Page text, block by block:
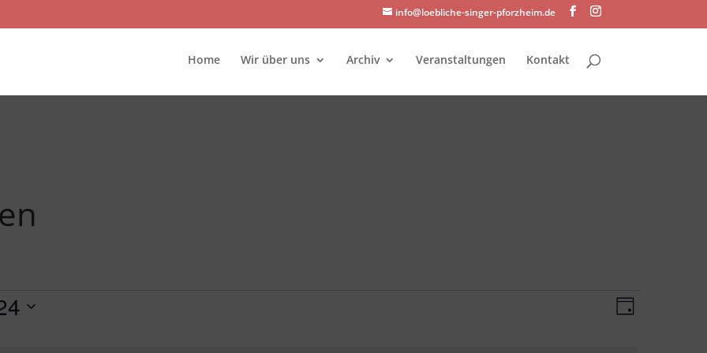
info@loebliche-singer-pforzheim.de
Home Wir über uns Archiv Veranstaltungen Kontakt
Tag
2024